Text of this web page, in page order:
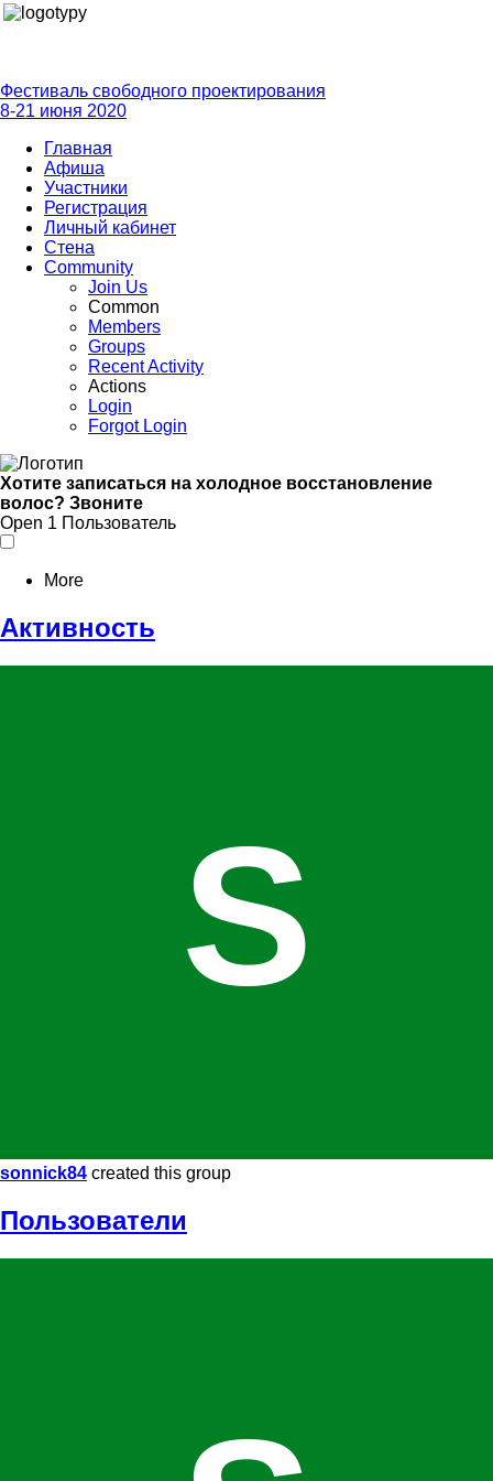
Фестиваль свободного проектирования
8-21 июня 2020
Главная
Афиша
Участники
Регистрация
Личный кабинет
Стена
Community
Join Us
Common
Members
Groups
Recent Activity
Actions
Login
Forgot Login
Хотите записаться на холодное восстановление
волос? Звоните
Open 1 Пользователь
More
Активность
S
sonnick84 created this group
Пользователи